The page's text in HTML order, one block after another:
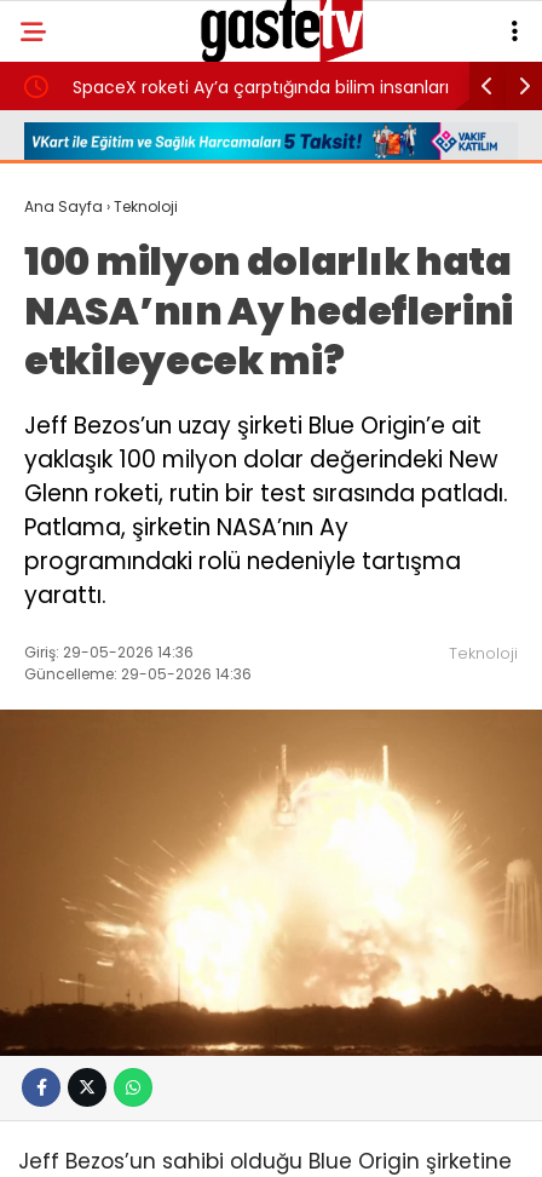
SpaceX roketi Ay’a çarptığında bilim insanları
ne gördü? unuttu
Ana Sayfa ›Teknoloji
100 milyon dolarlık hata
NASA’nın Ay hedeflerini
etkileyecek mi?
Jeff Bezos’un uzay şirketi Blue Origin’e ait
yaklaşık 100 milyon dolar değerindeki New
Glenn roketi, rutin bir test sırasında patladı.
Patlama, şirketin NASA’nın Ay
programındaki rolü nedeniyle tartışma
yarattı.
Giriş: 29-05-2026 14:36
Güncelleme: 29-05-2026 14:36
Teknoloji
Jeff Bezos’un sahibi olduğu Blue Origin şirketine